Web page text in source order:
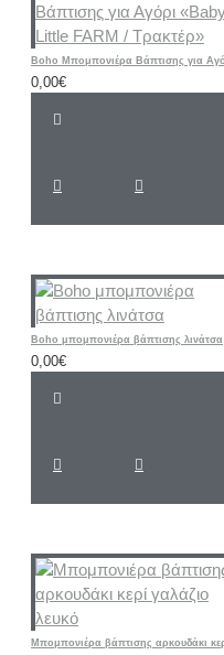
0,00€
Boho μπομπονιέρα βάπτισης λινάτσα
0,00€